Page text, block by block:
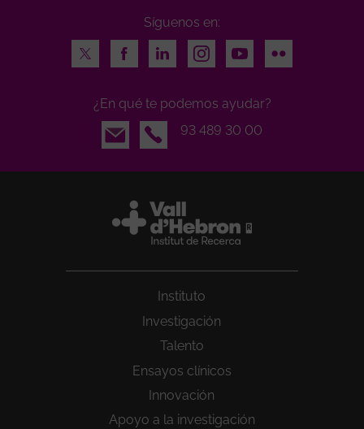
Síguenos en:
Twitter
FacebookLinkedInInstagramYoutubeFlickr
¿En qué te podemos ayudar?
Email
93 489 30 00
Instituto
Investigación
Talento
Ensayos clínicos
Innovación
Apoyo a la investigación